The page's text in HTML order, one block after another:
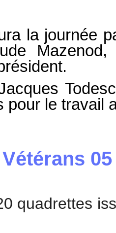
la journée
pour le travail
quadrettes